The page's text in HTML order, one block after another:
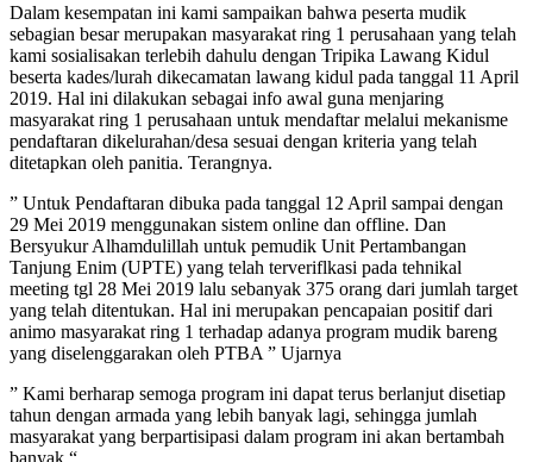
Dalam kesempatan ini kami sampaikan bahwa peserta mudik
sebagian besar merupakan masyarakat ring 1 perusahaan yang telah
kami sosialisakan terlebih dahulu dengan Tripika Lawang Kidul
beserta kades/lurah dikecamatan lawang kidul pada tanggal 11 April
2019. Hal ini dilakukan sebagai info awal guna menjaring
masyarakat ring 1 perusahaan untuk mendaftar melalui mekanisme
pendaftaran dikelurahan/desa sesuai dengan kriteria yang telah
ditetapkan oleh panitia. Terangnya.
” Untuk Pendaftaran dibuka pada tanggal 12 April sampai dengan
29 Mei 2019 menggunakan sistem online dan offline. Dan
Bersyukur Alhamdulillah untuk pemudik Unit Pertambangan
Tanjung Enim (UPTE) yang telah terveriflkasi pada tehnikal
meeting tgl 28 Mei 2019 lalu sebanyak 375 orang dari jumlah target
yang telah ditentukan. Hal ini merupakan pencapaian positif dari
animo masyarakat ring 1 terhadap adanya program mudik bareng
yang diselenggarakan oleh PTBA ” Ujarnya
” Kami berharap semoga program ini dapat terus berlanjut disetiap
tahun dengan armada yang lebih banyak lagi, sehingga jumlah
masyarakat yang berpartisipasi dalam program ini akan bertambah
banyak “